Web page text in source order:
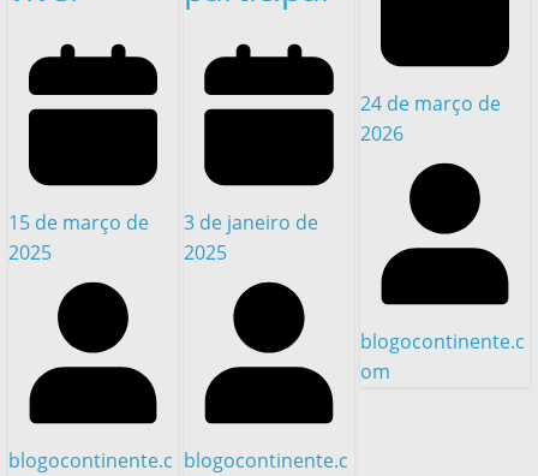
15 de março de
2025
blogocontinente.c
3 de janeiro de
2025
blogocontinente.c
24 de março de
2026
blogocontinente.c
om